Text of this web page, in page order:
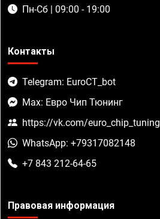
Пн-Сб | 09:00 - 19:00
Контакты
Telegram: EuroCT_bot
Max: Евро Чип Тюнинг
https://vk.com/euro_chip_tuning
WhatsApp: +79317082148
+7 843 212-64-65
Правовая информация